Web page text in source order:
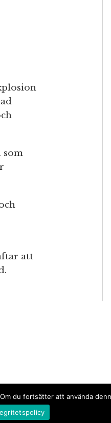
som
att
du fortsätter att använda